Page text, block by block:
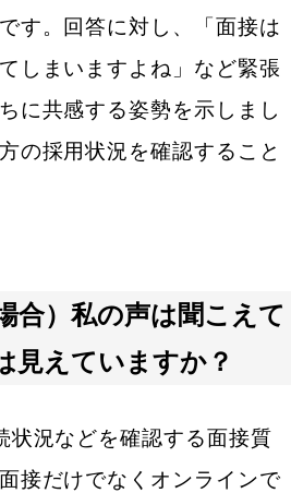
用設計
果改善
原稿
応募者対応
媒体
代行
？
採用の面接質問
質問
いことや確認したいことはあ
、PRしたいことがあればお願
す。回答に対し、「面接は
しまいますよね」など緊張
に共感する姿勢を示しまし
の採用状況を確認すること
合）私の声は聞こえて
見えていますか？
状況などを確認する面接質
接だけでなくオンラインで